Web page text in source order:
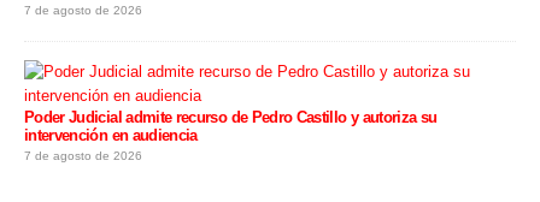
7 de agosto de 2026
Poder Judicial admite recurso de Pedro Castillo y autoriza su
intervención en audiencia
7 de agosto de 2026